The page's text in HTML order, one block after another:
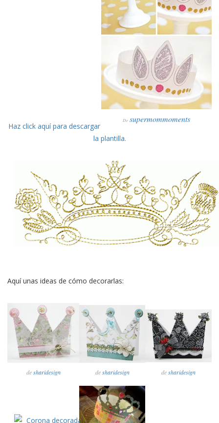
De supermommoments
Haz click aquí para descargar
la plantilla.
Aquí unas ideas de cómo decorarlas:
desharidesign desharidesign desharidesign